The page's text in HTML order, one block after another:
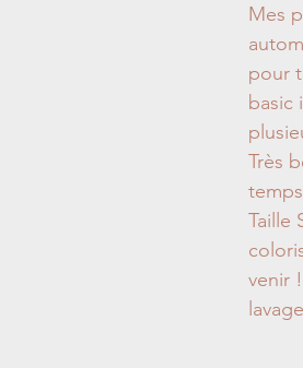
Mes
pour
basic
Très
Taille
venir